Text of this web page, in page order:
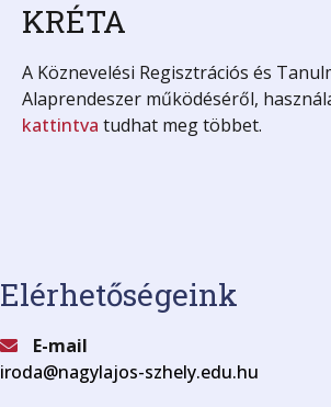
KRÉTA
A Köznevelési Regisztrációs és
Alaprendeszer működéséről,
kattintva tudhat meg többet.
Elérhetőségeink
E-mail
iroda@nagylajos-szhely.edu.hu